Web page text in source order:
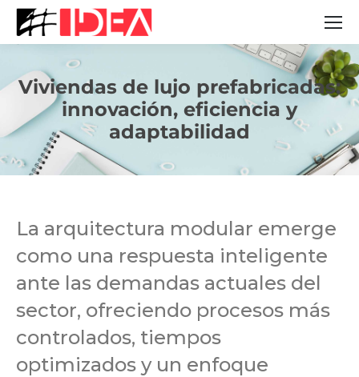
Viviendas de lujo prefabricadas:
innovación, eficiencia y
adaptabilidad
Estás aquí:
La arquitectura modular emerge
como una respuesta inteligente
ante las demandas actuales del
sector, ofreciendo procesos más
controlados, tiempos
optimizados y un enfoque